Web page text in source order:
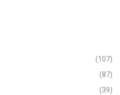
(107)
(87)
(39)